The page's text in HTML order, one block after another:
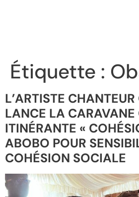
Étiquette :
L’ARTISTE CHANTEUR
LANCE LA CARAVANE
ITINÉRANTE «
ABOBO POUR
COHÉSION SOCIALE